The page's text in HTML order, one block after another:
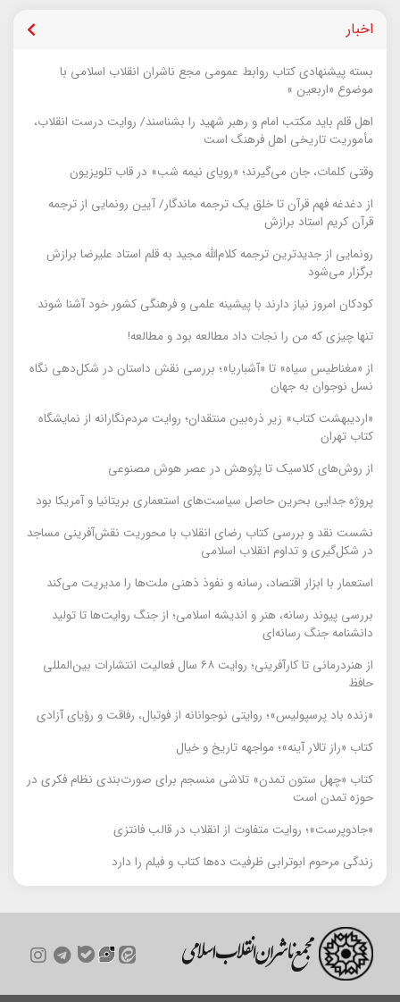
اخبار
بسته پیشنهادی کتاب روابط عمومی مجع ناشران انقلاب اسلامی با
موضوع «اربعین »
اهل قلم باید مکتب امام و رهبر شهید را بشناسند/ روایت درست انقلاب،
مأموریت تاریخی اهل فرهنگ است
وقتی کلمات، جان می‌گیرند؛ «رویای نیمه شب» در قاب تلویزیون
از دغدغه فهم قرآن تا خلق یک ترجمه ماندگار/ آیین رونمایی از ترجمه
قرآن کریم استاد برازش
رونمایی از جدیدترین ترجمه کلام‌الله مجید به قلم استاد علیرضا برازش
برگزار می‌شود
کودکان امروز نیاز دارند با پیشینه علمی و فرهنگی کشور خود آشنا شوند
تنها چیزی که من را نجات داد مطالعه بود و مطالعه!
از «مغناطیس سیاه» تا «آشباریا»؛ بررسی نقش داستان در شکل‌دهی نگاه
نسل نوجوان به جهان
«اردیبهشت کتاب» زیر ذره‌بین منتقدان؛ روایت مردم‌نگارانه از نمایشگاه
کتاب تهران
از روش‌های کلاسیک تا پژوهش در عصر هوش مصنوعی
پروژه جدایی بحرین حاصل سیاست‌های استعماری بریتانیا و آمریکا بود
نشست نقد و بررسی کتاب رضای انقلاب با محوریت نقش‌آفرینی مساجد
در شکل‌گیری و تداوم انقلاب اسلامی
استعمار با ابزار اقتصاد، رسانه و نفوذ ذهنی ملت‌ها را مدیریت می‌کند
بررسی پیوند رسانه، هنر و اندیشه اسلامی؛ از جنگ روایت‌ها تا تولید
دانشنامه جنگ رسانه‌ای
از هنردرمانی تا کارآفرینی؛ روایت ۶۸ سال فعالیت انتشارات بین‌المللی
حافظ
«زنده باد پرسپولیس»؛ روایتی نوجوانانه از فوتبال، رفاقت و رؤیای آزادی
کتاب «راز تالار آینه»؛ مواجهه تاریخ و خیال
کتاب «چهل ستون تمدن» تلاشی منسجم برای صورت‌بندی نظام فکری در
حوزه تمدن است
«جادوپرست»؛ روایت متفاوت از انقلاب در قالب فانتزی
زندگی مرحوم ابوترابی ظرفیت ده‌ها کتاب و فیلم را دارد